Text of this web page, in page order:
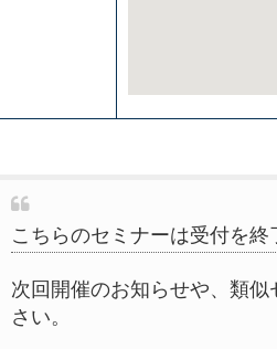
こちらのセミナーは受付を終
次回開催のお知らせや、類
さい。